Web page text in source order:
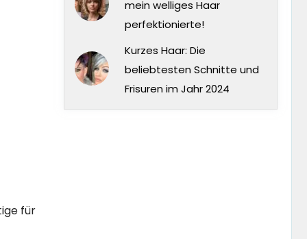
für
mein welliges Haar
perfektionierte!
Kurzes Haar: Die
beliebtesten Schnitte und
Frisuren im Jahr 2024